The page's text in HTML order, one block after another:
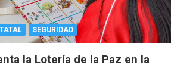
SEGURIDAD
la Lotería de la Paz en la